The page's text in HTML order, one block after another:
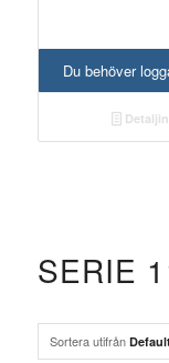
Du behöver
SERIE
Sortera utifrån